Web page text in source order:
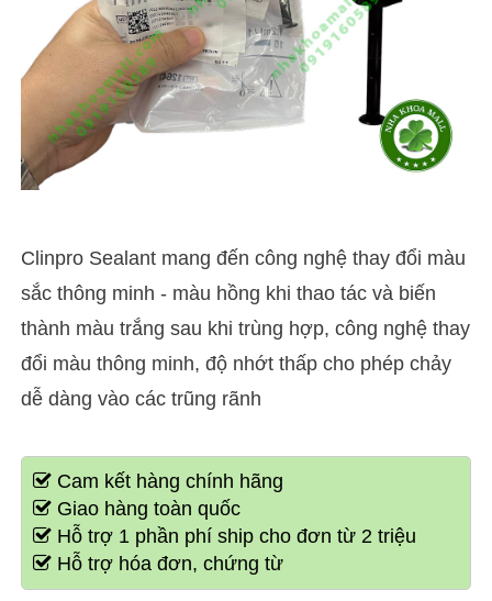
Clinpro Sealant mang đến công nghệ thay đổi màu
sắc thông minh - màu hồng khi thao tác và biến
thành màu trắng sau khi trùng hợp, công nghệ thay
đổi màu thông minh, độ nhớt thấp cho phép chảy
dễ dàng vào các trũng rãnh
Cam kết hàng chính hãng
Giao hàng toàn quốc
Hỗ trợ 1 phần phí ship cho đơn từ 2 triệu
Hỗ trợ hóa đơn, chứng từ